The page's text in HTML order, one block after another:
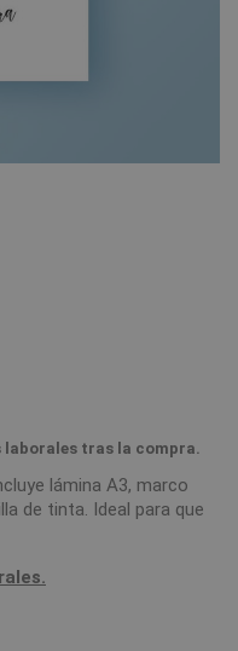
laborales tras la compra.
lámina A3, marco
de tinta. Ideal para que